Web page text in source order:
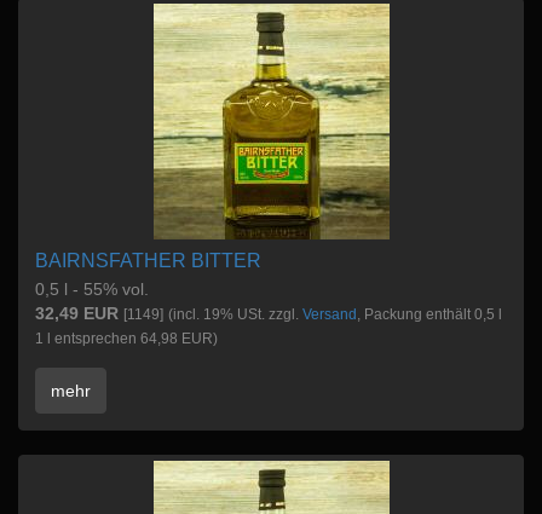
BAIRNSFATHER BITTER
0,5 l - 55% vol.
32,49 EUR [1149] (incl. 19% USt. zzgl. Versand , Packung enthält 0,5 l
1 l entsprechen 64,98 EUR)
mehr